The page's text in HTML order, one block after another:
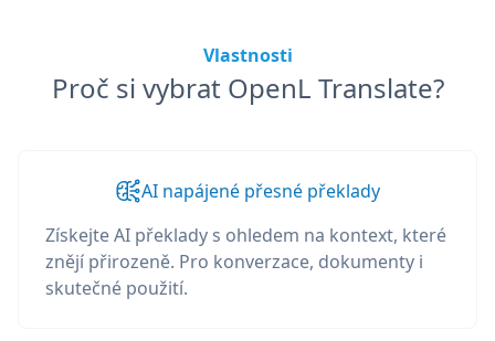
Vlastnosti
Proč si vybrat OpenL Translate?
AI napájené přesné překlady
Získejte AI překlady s ohledem na kontext, které
znějí přirozeně. Pro konverzace, dokumenty i
skutečné použití.